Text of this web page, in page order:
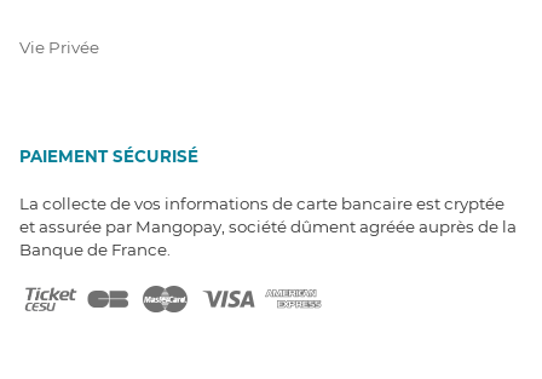
Vie Privée
PAIEMENT SÉCURISÉ
La collecte de vos informations de carte bancaire est cryptée
et assurée par Mangopay, société dûment agréée auprès de la
Banque de France.